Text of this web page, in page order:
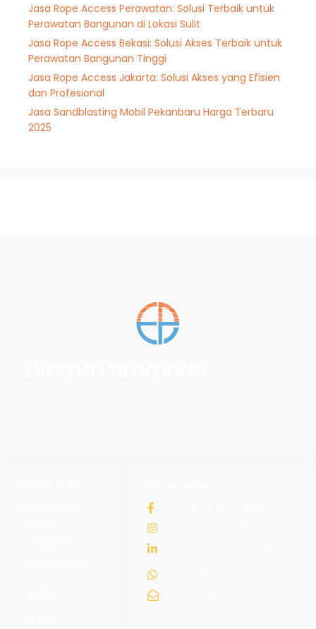
Jasa Rope Access Perawatan: Solusi Terbaik untuk
Perawatan Bangunan di Lokasi Sulit
Jasa Rope Access Bekasi: Solusi Akses Terbaik untuk
Perawatan Bangunan Tinggi
Jasa Rope Access Jakarta: Solusi Akses yang Efisien
dan Profesional
Jasa Sandblasting Mobil Pekanbaru Harga Terbaru
2025